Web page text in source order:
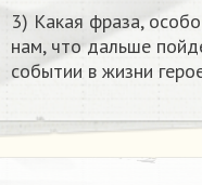
3) Какая фраза,
нам, что дальше
событии в жизни